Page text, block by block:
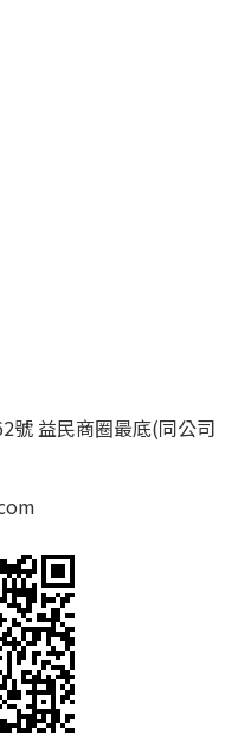
號 益民商圈最底(同公司